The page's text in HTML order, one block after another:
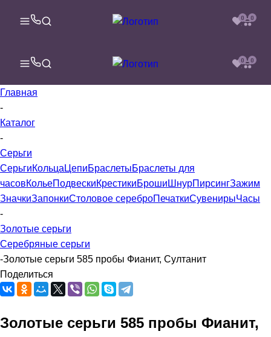
0 0
0 0
Главная
-
Каталог
-
Серьги
СерьгиКольца ЦепиБраслетыБраслеты для
часовКольеПодвескиКрестикиБроши ШнурПирсингЗажим
ЗначкиЗапонкиСтоловое сереброПечаткиСувенирыЧасы
-
Золотые серьги
Серебряные серьги
-Золотые серьги 585 пробы Фианит, Султанит
Поделиться
Золотые серьги 585 пробы Фианит,